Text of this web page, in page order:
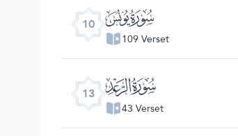
10 ﮖ
109 Verset
13 ﮙ
43 Verset